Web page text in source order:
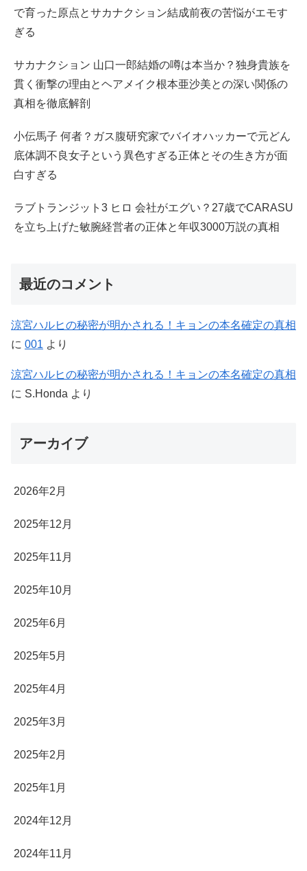
で育った原点とサカナクション結成前夜の苦悩がエモす
ぎる
サカナクション 山口一郎結婚の噂は本当か？独身貴族を
貫く衝撃の理由とヘアメイク根本亜沙美との深い関係の
真相を徹底解剖
小伝馬子 何者？ガス腹研究家でバイオハッカーで元どん
底体調不良女子という異色すぎる正体とその生き方が面
白すぎる
ラブトランジット3 ヒロ 会社がエグい？27歳でCARASU
を立ち上げた敏腕経営者の正体と年収3000万説の真相
最近のコメント
涼宮ハルヒの秘密が明かされる！キョンの本名確定の真相
に 001 より
涼宮ハルヒの秘密が明かされる！キョンの本名確定の真相
に S.Honda より
アーカイブ
2026年2月
2025年12月
2025年11月
2025年10月
2025年6月
2025年5月
2025年4月
2025年3月
2025年2月
2025年1月
2024年12月
2024年11月